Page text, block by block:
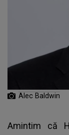
Alec Baldwin
Amintim că